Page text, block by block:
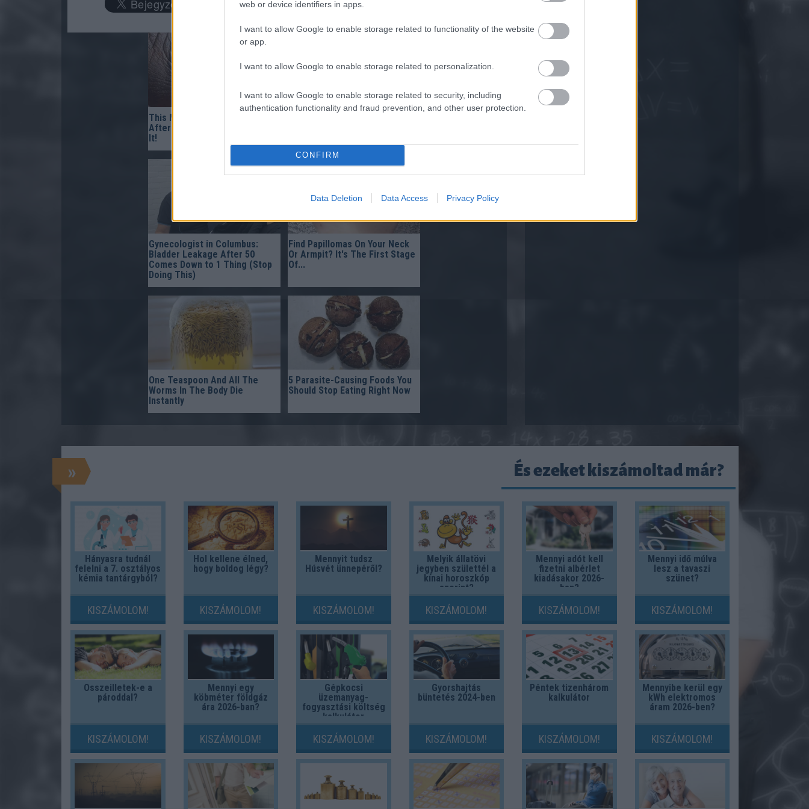
web or device identifiers in apps.
I want to allow Google to enable storage related to functionality of the website
or app.
I want to allow Google to enable storage related to personalization.
I want to allow Google to enable storage related to security, including
authentication functionality and fraud prevention, and other user protection.
CONFIRM
Data Deletion Data Access Privacy Policy
This Mixture ‘Burns’ Fungus Off
After The Very First Use — Try
It!
Gynecologist in Columbus:
Bladder Leakage After 50
Comes Down to 1 Thing (Stop
Doing This)
Find Papillomas On Your Neck
Or Armpit? It's The First Stage
Of...
One Teaspoon And All The
Worms In The Body Die
Instantly
5 Parasite-Causing Foods You
Should Stop Eating Right Now
» És ezeket kiszámoltad már?
Hányasra tudnál
felelni a 7. osztályos
kémia tantárgyból?
KISZÁMOLOM!
Hol kellene élned,
hogy boldog légy?
KISZÁMOLOM!
Mennyit tudsz
Húsvét ünnepéről?
KISZÁMOLOM!
Melyik állatövi
jegyben születtél a
kínai horoszkóp
szerint?
KISZÁMOLOM!
Mennyi adót kell
fizetni albérlet
kiadásakor 2026-
ban?
KISZÁMOLOM!
Mennyi idő múlva
lesz a tavaszi
szünet?
KISZÁMOLOM!
Összeilletek-e a
pároddal?
KISZÁMOLOM!
Mennyi egy
köbméter földgáz
ára 2026-ban?
KISZÁMOLOM!
Gépkocsi
üzemanyag-
fogyasztási költség
kalkulátor
KISZÁMOLOM!
Gyorshajtás
büntetés 2024-ben
KISZÁMOLOM!
Péntek tizenhárom
kalkulátor
KISZÁMOLOM!
Mennyibe kerül egy
kWh elektromos
áram 2026-ben?
KISZÁMOLOM!